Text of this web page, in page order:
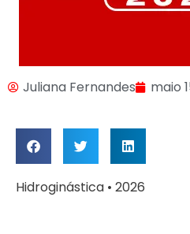
Juliana Fernandes maio
Hidroginástica • 2026